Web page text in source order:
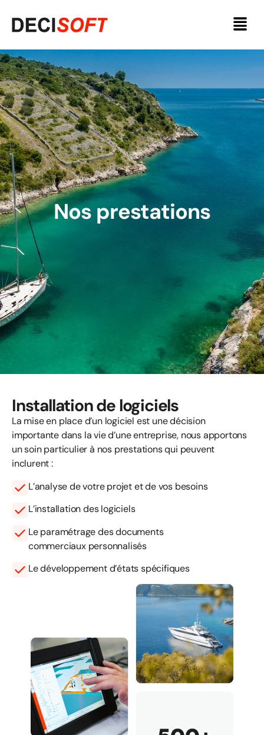
Nos prestations
Installation de logiciels
La mise en place d’un logiciel est une décision
importante dans la vie d’une entreprise, nous apportons
un soin particulier à nos prestations qui peuvent
inclurent :
L’analyse de votre projet et de vos besoins
L’installation des logiciels
Le paramétrage des documents
commerciaux personnalisés
Le développement d’états spécifiques